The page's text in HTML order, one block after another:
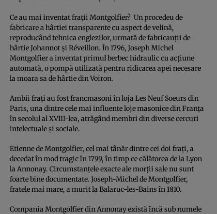
Ce au mai inventat frații Montgolfier? Un procedeu de
fabricare a hârtiei transparente cu aspect de velină,
reproducând tehnica englezilor, urmată de fabricanții de
hârtie Johannot și Réveillon. În 1796, Joseph Michel
Montgolfier a inventat primul berbec hidraulic cu acțiune
automată, o pompă utilizată pentru ridicarea apei necesare
la moara sa de hârtie din Voiron.
Ambii frați au fost francmasoni în loja Les Neuf Soeurs din
Paris, una dintre cele mai influente loje masonice din Franța
în secolul al XVIII-lea, atrăgând membri din diverse cercuri
intelectuale și sociale.
Etienne de Montgolfier, cel mai tânăr dintre cei doi frați, a
decedat în mod tragic în 1799, în timp ce călătorea de la Lyon
la Annonay. Circumstanțele exacte ale morții sale nu sunt
foarte bine documentate. Joseph-Michel de Montgolfier,
fratele mai mare, a murit la Balaruc-les-Bains în 1810.
Compania Montgolfier din Annonay există încă sub numele